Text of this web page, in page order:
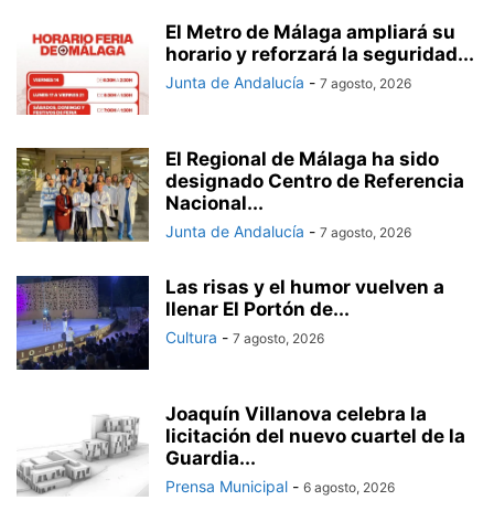
El Metro de Málaga ampliará su
horario y reforzará la seguridad...
Junta de Andalucía - 7 agosto, 2026
El Regional de Málaga ha sido
designado Centro de Referencia
Nacional...
Junta de Andalucía - 7 agosto, 2026
Las risas y el humor vuelven a
llenar El Portón de...
Cultura - 7 agosto, 2026
Joaquín Villanova celebra la
licitación del nuevo cuartel de la
Guardia...
Prensa Municipal - 6 agosto, 2026